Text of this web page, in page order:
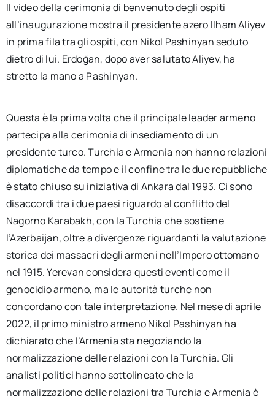
Il video della cerimonia di benvenuto degli ospiti
all’inaugurazione mostra il presidente azero Ilham Aliyev
in prima fila tra gli ospiti, con Nikol Pashinyan seduto
dietro di lui. Erdoğan, dopo aver salutato Aliyev, ha
stretto la mano a Pashinyan.
Questa è la prima volta che il principale leader armeno
partecipa alla cerimonia di insediamento di un
presidente turco. Turchia e Armenia non hanno relazioni
diplomatiche da tempo e il confine tra le due repubbliche
è stato chiuso su iniziativa di Ankara dal 1993. Ci sono
disaccordi tra i due paesi riguardo al conflitto del
Nagorno Karabakh, con la Turchia che sostiene
l’Azerbaijan, oltre a divergenze riguardanti la valutazione
storica dei massacri degli armeni nell’Impero ottomano
nel 1915. Yerevan considera questi eventi come il
genocidio armeno, ma le autorità turche non
concordano con tale interpretazione. Nel mese di aprile
2022, il primo ministro armeno Nikol Pashinyan ha
dichiarato che l’Armenia sta negoziando la
normalizzazione delle relazioni con la Turchia. Gli
analisti politici hanno sottolineato che la
normalizzazione delle relazioni tra Turchia e Armenia è